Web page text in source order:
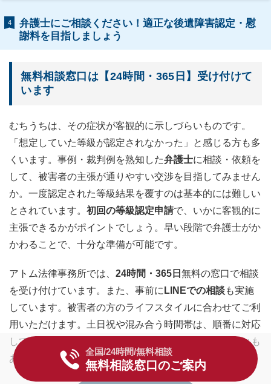
4
弁護士にご相談ください！適正な後遺障害認定・慰
謝料を目指しましょう
無料相談窓口は【24時間・365日】受け付けて
います
むちうちは、その症状が客観的に示しづらいものです。
「想定していた等級が認定されなかった」と感じる方も多
くいます。事例・裁判例を熟知した弁護士に相談・依頼を
して、被害者の主張が通りやすい交渉を目指してみません
か。一度認定された等級結果を覆すのは基本的には難しい
とされています。 初回の等級認定申請で、いかに客観的に
主張できるかがポイントでしょう。早い段階で弁護士がか
かわることで、十分な準備が可能です。
アトム法律事務所では、 24時間・365日 無料の窓口で相談
を受け付けています。また、事前に LINEでの相談も実施
しています。被害者の方のライフスタイルに合わせてご利
用いただけます。土日祝や混み合う時間帯は、順番に対応
しています。場合によっては、少しお待ちいただくことも
ありますので、お早めにお問い合わせください。
全国/24時間/無料相談
無料相談窓口のご案内